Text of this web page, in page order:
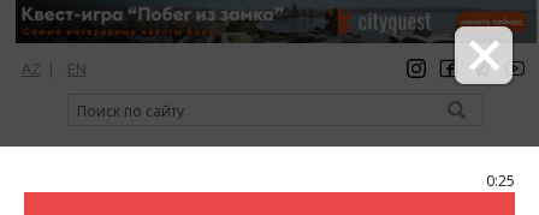
0:24
AZ | EN
регистрация вход Citylife Magazine